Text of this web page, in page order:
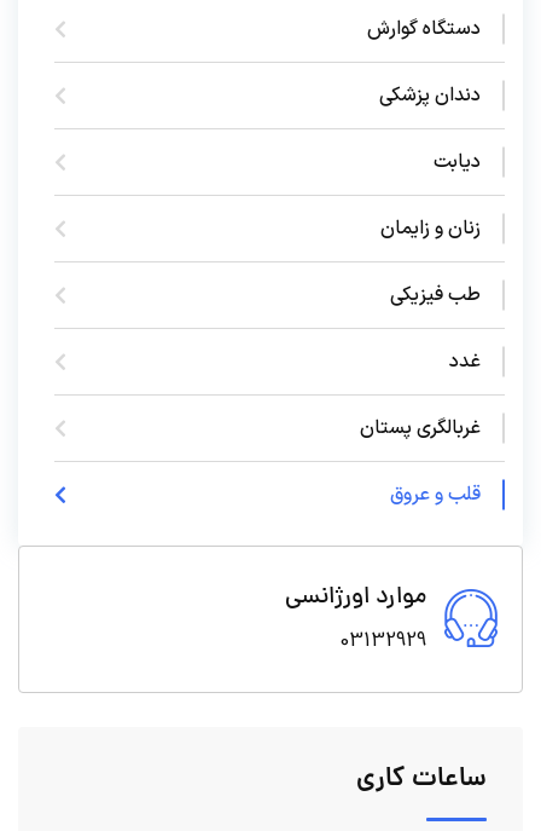
دستگاه گوارش
دندان پزشکی
دیابت
زنان و زایمان
طب فیزیکی
غدد
غربالگری پستان
قلب و عروق
موارد اورژانسی
03132929
ساعات کاری